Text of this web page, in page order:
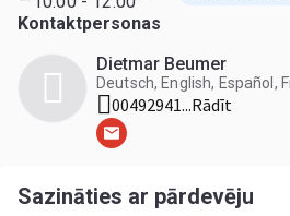
Kontaktpersonas
Dietmar Beumer
Deutsch, English, Español,
00492941...Rādīt
Sazināties ar pārdevēju